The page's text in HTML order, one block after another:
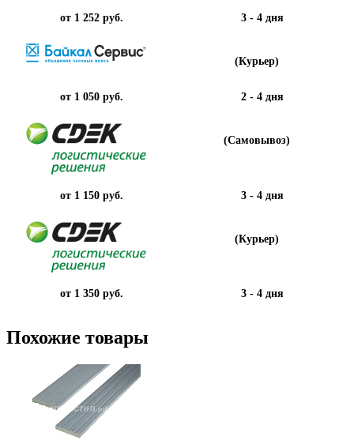
от 1 252 руб. 3 - 4 дня
(Курьер)
от 1 050 руб. 2 - 4 дня
(Самовывоз)
от 1 150 руб. 3 - 4 дня
(Курьер)
от 1 350 руб. 3 - 4 дня
Похожие товары